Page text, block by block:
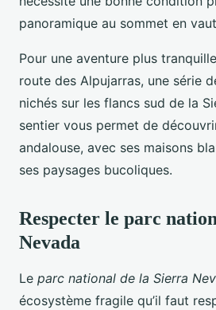
panoramique au sommet en
Pour une aventure plus
route des Alpujarras, une série
nichés sur les flancs sud de la
sentier vous permet de
andalouse, avec ses maisons
ses paysages bucoliques.
Respecter le parc
Nevada
Le parc national de la Sierra
écosystème fragile qu’il faut